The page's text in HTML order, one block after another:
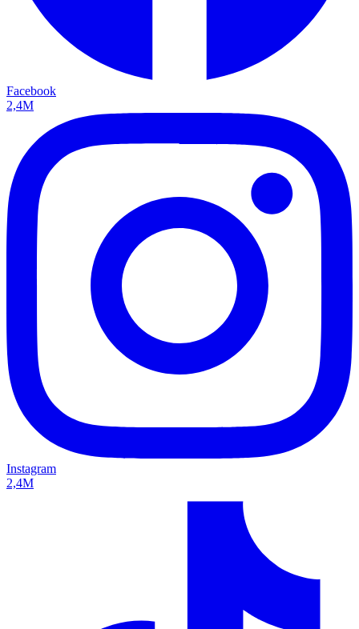
Facebook
2,4M
Instagram
2,4M